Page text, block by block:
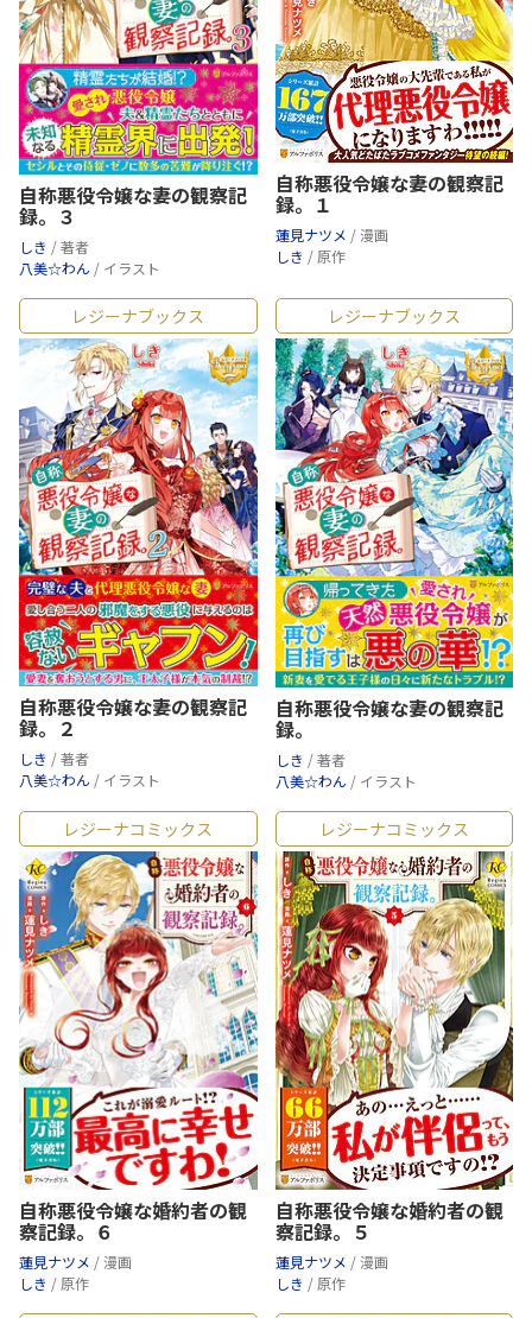
自称悪役令嬢な妻の観察記
録。３
しき / 著者
八美☆わん / イラスト
自称悪役令嬢な妻の観察記
録。１
蓮見ナツメ / 漫画
しき / 原作
レジーナブックス
自称悪役令嬢な妻の観察記
録。２
しき / 著者
八美☆わん / イラスト
レジーナブックス
自称悪役令嬢な妻の観察記
録。
しき / 著者
八美☆わん / イラスト
レジーナコミックス
自称悪役令嬢な婚約者の観
察記録。６
蓮見ナツメ / 漫画
しき / 原作
レジーナコミックス
自称悪役令嬢な婚約者の観
察記録。５
蓮見ナツメ / 漫画
しき / 原作